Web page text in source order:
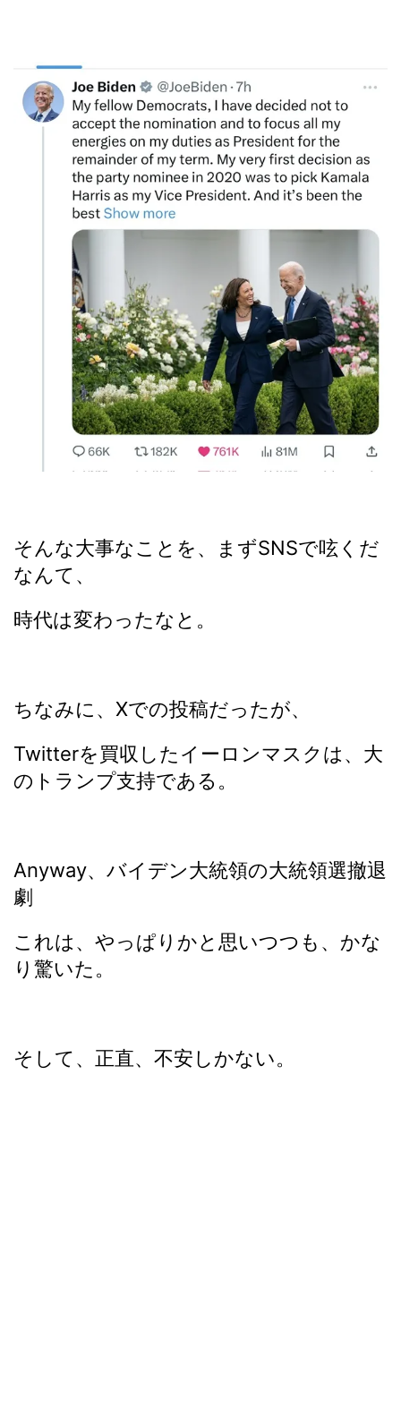
そんな大事なことを、まずSNSで呟くだ
なんて、
時代は変わったなと。
ちなみに、Xでの投稿だったが、
Twitterを買収したイーロンマスクは、大
のトランプ支持である。
Anyway、バイデン大統領の大統領選撤退
劇
これは、やっぱりかと思いつつも、かな
り驚いた。
そして、正直、不安しかない。